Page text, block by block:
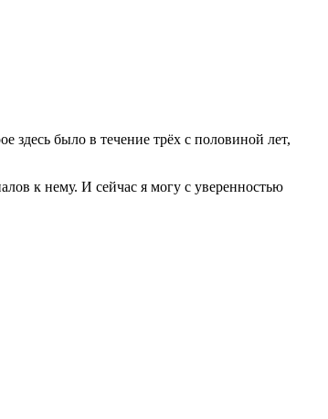
здесь было в течение трёх с половиной лет,
к нему. И сейчас я могу с уверенностью